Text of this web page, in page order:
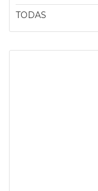
TODAS